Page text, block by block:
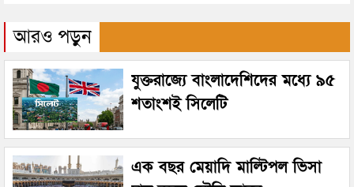
আরও পড়ুন
যুক্তরাজ্যে বাংলাদেশিদের মধ্যে ৯৫
শতাংশই সিলেটি
এক বছর মেয়াদি মাল্টিপল ভিসা